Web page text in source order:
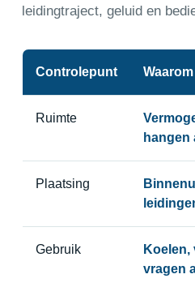
leidingtraject, geluid en
Controlepunt
Ruimte
hangen
Plaatsing
Gebruik
Koelen,
vragen